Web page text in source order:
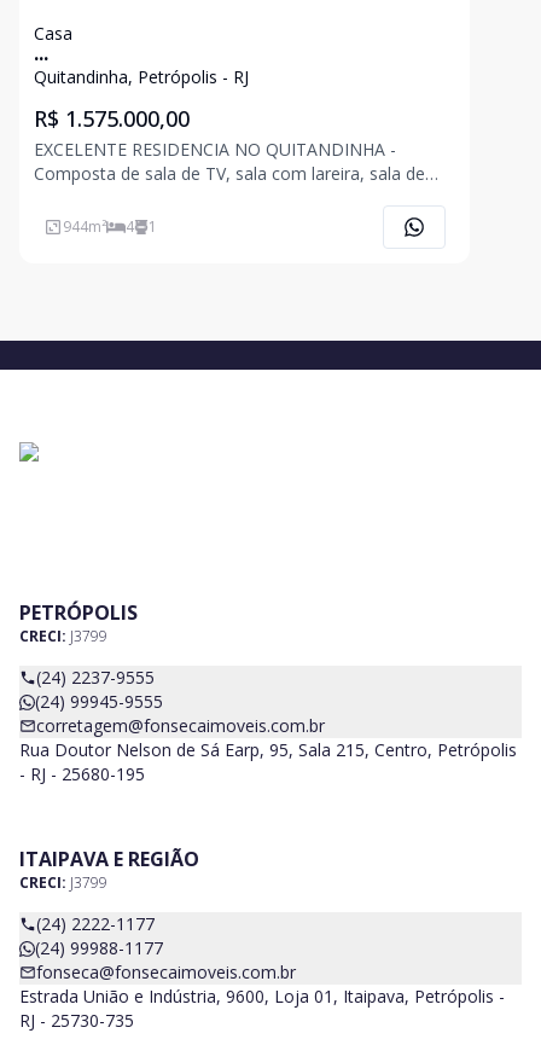
Casa
...
Quitandinha, Petrópolis - RJ
R$ 1.575.000,00
EXCELENTE RESIDENCIA NO QUITANDINHA -
Composta de sala de TV, sala com lareira, sala de
closet e outra suíte com sala, banheiro social,
lavabo, cozinha, despensa, lavanderia, dependência
944m² 4 1
PETRÓPOLIS
CRECI: J3799
(24) 2237-9555
(24) 99945-9555
corretagem@fonsecaimoveis.com.br
Rua Doutor Nelson de Sá Earp, 95, Sala 215, Centro, Petrópolis
- RJ - 25680-195
ITAIPAVA E REGIÃO
CRECI: J3799
(24) 2222-1177
(24) 99988-1177
fonseca@fonsecaimoveis.com.br
Estrada União e Indústria, 9600, Loja 01, Itaipava, Petrópolis -
RJ - 25730-735